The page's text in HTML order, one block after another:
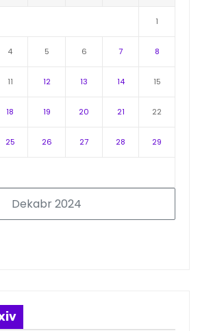
Dekabr 2024
1
4 5 6 7 8
11 12 13 14 15
18 19 20 21 22
25 26 27 28 29